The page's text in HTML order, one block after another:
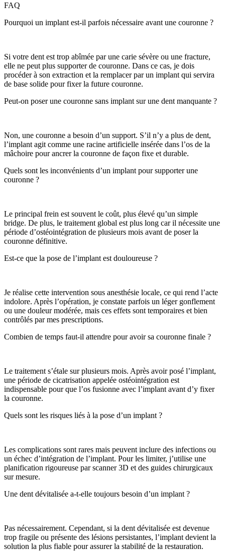
FAQ
Pourquoi un implant est-il parfois nécessaire avant une couronne ?
Si votre dent est trop abîmée par une carie sévère ou une fracture,
elle ne peut plus supporter de couronne. Dans ce cas, je dois
procéder à son extraction et la remplacer par un implant qui servira
de base solide pour fixer la future couronne.
Peut-on poser une couronne sans implant sur une dent manquante ?
Non, une couronne a besoin d’un support. S’il n’y a plus de dent,
l’implant agit comme une racine artificielle insérée dans l’os de la
mâchoire pour ancrer la couronne de façon fixe et durable.
Quels sont les inconvénients d’un implant pour supporter une
couronne ?
Le principal frein est souvent le coût, plus élevé qu’un simple
bridge. De plus, le traitement global est plus long car il nécessite une
période d’ostéointégration de plusieurs mois avant de poser la
couronne définitive.
Est-ce que la pose de l’implant est douloureuse ?
Je réalise cette intervention sous anesthésie locale, ce qui rend l’acte
indolore. Après l’opération, je constate parfois un léger gonflement
ou une douleur modérée, mais ces effets sont temporaires et bien
contrôlés par mes prescriptions.
Combien de temps faut-il attendre pour avoir sa couronne finale ?
Le traitement s’étale sur plusieurs mois. Après avoir posé l’implant,
une période de cicatrisation appelée ostéointégration est
indispensable pour que l’os fusionne avec l’implant avant d’y fixer
la couronne.
Quels sont les risques liés à la pose d’un implant ?
Les complications sont rares mais peuvent inclure des infections ou
un échec d’intégration de l’implant. Pour les limiter, j’utilise une
planification rigoureuse par scanner 3D et des guides chirurgicaux
sur mesure.
Une dent dévitalisée a-t-elle toujours besoin d’un implant ?
Pas nécessairement. Cependant, si la dent dévitalisée est devenue
trop fragile ou présente des lésions persistantes, l’implant devient la
solution la plus fiable pour assurer la stabilité de la restauration.